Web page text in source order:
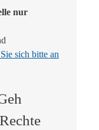
nur
sich bitte an